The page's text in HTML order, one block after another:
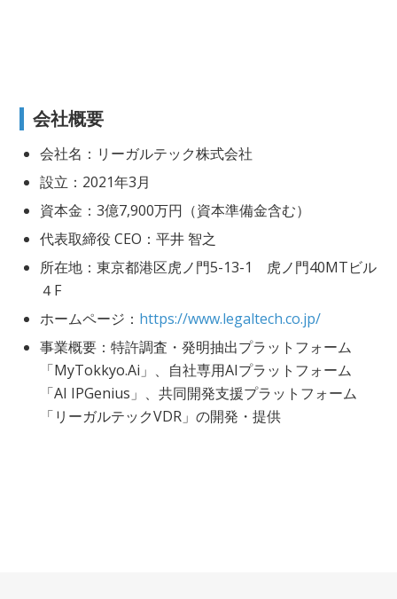
会社概要
会社名：リーガルテック株式会社
設立：2021年3月
資本金：3億7,900万円（資本準備金含む）
代表取締役 CEO：平井 智之
所在地：東京都港区虎ノ門5-13-1 虎ノ門40MTビル
４F
ホームページ： https://www.legaltech.co.jp/
事業概要：特許調査・発明抽出プラットフォーム
「MyTokkyo.Ai」、自社専用AIプラットフォーム
「AI IPGenius」、共同開発支援プラットフォーム
「リーガルテックVDR」の開発・提供